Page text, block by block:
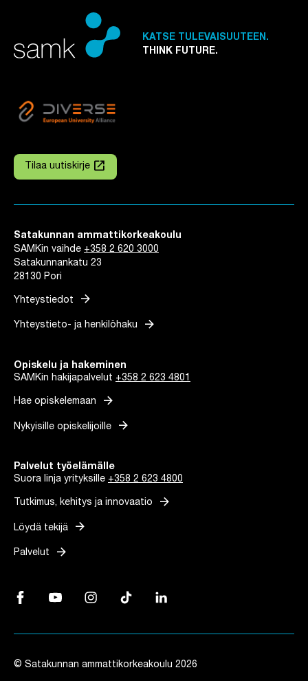
KATSE TULEVAISUUTEEN.
THINK FUTURE.
Tilaa uutiskirje
Linkki avautuu uuteen välilehteen
launch
Satakunnan ammattikorkeakoulu
SAMKin vaihde +358 2 620 3000
Satakunnankatu 23
28130 Pori
Yhteystiedot arrow_forward
Yhteystieto- ja henkilöhaku arrow_forward
Opiskelu ja hakeminen
SAMKin hakijapalvelut +358 2 623 4801
Hae opiskelemaan arrow_forward
Nykyisille opiskelijoille arrow_forward
Palvelut työelämälle
Suora linja yrityksille +358 2 623 4800
Tutkimus, kehitys ja innovaatio arrow_forward
Löydä tekijä arrow_forward
Palvelut arrow_forward
Facebook, Linkki avautuu uuteen välilehteen
YouTube, Linkki avautuu uuteen välilehteen
Instagram, Linkki avautuu uuteen välilehteen
TikTok, Linkki avautuu uuteen välilehteen
LinkedIn, Linkki avautuu uuteen
© Satakunnan ammattikorkeakoulu 2026